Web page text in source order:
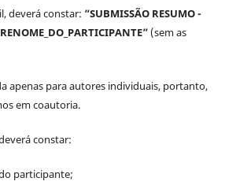
deverá constar: “SUBMISSÃO RESUMO -
(sem as
apenas para autores individuais, portanto,
em coautoria.
constar:
participante;